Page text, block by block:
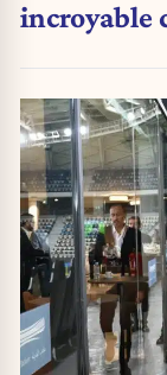
incroyable